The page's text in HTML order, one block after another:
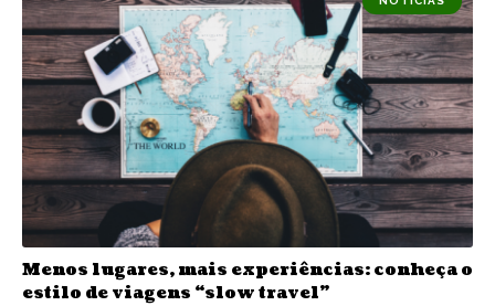
Menos lugares, mais experiências: conheça o
estilo de viagens “slow travel”